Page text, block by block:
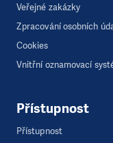
Veřejné zakázky
Zpracování osobních
Cookies
Vnitřní oznamovací
Přístupnost
Přístupnost